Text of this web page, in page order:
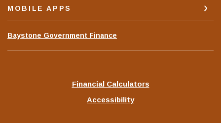
MOBILE APPS
Baystone Government Finance
a
Financial Calculators
Accessibility